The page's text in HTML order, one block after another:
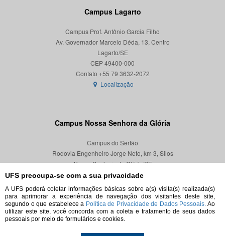
UFS preocupa-se com a sua privacidade
A UFS poderá coletar informações básicas sobre a(s) visita(s) realizada(s)
para aprimorar a experiência de navegação dos visitantes deste site,
segundo o que estabelece a Política de Privacidade de Dados Pessoais. Ao
utilizar este site, você concorda com a coleta e tratamento de seus dados
pessoais por meio de formulários e cookies.
Campus Lagarto
Campus Prof. Antônio Garcia Filho
Av. Governador Marcelo Déda, 13, Centro
Lagarto/SE
CEP 49400-000
Localização
Campus Nossa Senhora da Glória
Campus do Sertão
Rodovia Engenheiro Jorge Neto, km 3, Silos
Nossa Senhora da Glória/SE
CEP 49680-000
Localização